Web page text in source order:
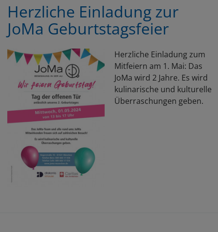
Herzliche Einladung zur
JoMa Geburtstagsfeier
Herzliche Einladung zum
Mitfeiern am 1. Mai: Das
JoMa wird 2 Jahre. Es wird
kulinarische und kulturelle
Überraschungen geben.